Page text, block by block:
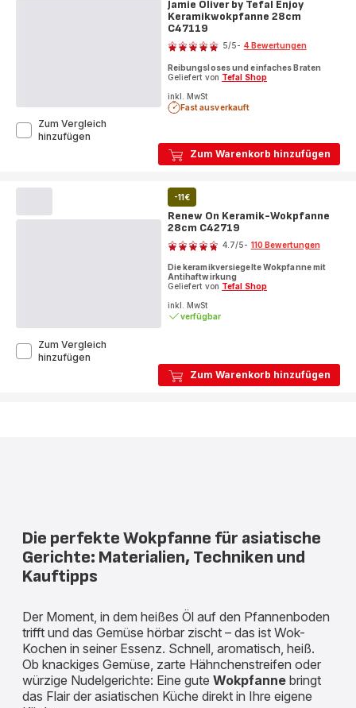
Zum Warenkorb hinzufügen
Jamie Oliver by Tefal Enjoy
Keramikwokpfanne 28cm
C47119
Bewertung
mit
Sternen
5/5- 4 Bewertungen
Reibungsloses und einfaches Braten
Geliefert von Tefal Shop
inkl. MwSt
Fast ausverkauft
Zum Vergleich
hinzufügen
Keramikwokpfanne
Zum Warenkorb hinzufügen
-11€
Renew On Keramik-Wokpfanne
28cm C42719
Bewertung
4.7/5- 110 Bewertungen
Die keramikversiegelte Wokpfanne mit
Antihaftwirkung
Geliefert von Tefal Shop
inkl. MwSt
verfügbar
Zum Vergleich
hinzufügen
Die perfekte Wokpfanne für asiatische
Gerichte: Materialien, Techniken und
Kauftipps
Der Moment, in dem heißes Öl auf den Pfannenboden
trifft und das Gemüse hörbar zischt – das ist Wok-
Kochen in seiner Essenz. Schnell, aromatisch, heiß.
Ob knackiges Gemüse, zarte Hähnchenstreifen oder
würzige Nudelgerichte: Eine gute Wokpfanne bringt
das Flair der asiatischen Küche direkt in Ihre eigene